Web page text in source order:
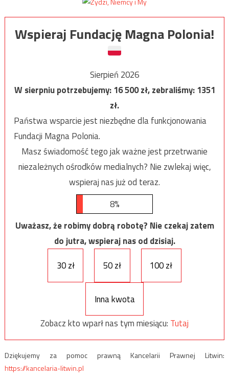
Wspieraj Fundację Magna Polonia!
Sierpień 2026
W sierpniu potrzebujemy:16 500zł, zebraliśmy:1351
zł.
Państwa wsparcie jest niezbędne dla funkcjonowania
Fundacji Magna Polonia.
Masz świadomość tego jak ważne jest przetrwanie
niezależnych ośrodków medialnych? Nie zwlekaj więc,
wspieraj nas już od teraz.
8%
Uważasz, że robimy dobrą robotę? Nie czekaj zatem
do jutra, wspieraj nas od dzisiaj.
30 zł
50 zł 100 zł
Inna kwota
Zobacz kto wparł nas tym miesiącu: Tutaj
Dziękujemy za pomoc prawną Kancelarii Prawnej Litwin:
https://kancelaria-litwin.pl